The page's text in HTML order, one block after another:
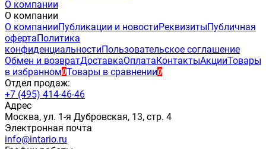
О компании
О компании
О компанииПубликации и новостиРеквизитыПубличная
офертаПолитика
конфиденциальностиПользовательское соглашение
Обмен и возвратДоставкаОплатаКонтактыАкцииТовары
в избранном0Товары в сравнении0
Отдел продаж:
+7 (495) 414-46-46
Адрес
Москва, ул. 1-я Дубровская, 13, стр. 4
Электронная почта
info@intario.ru